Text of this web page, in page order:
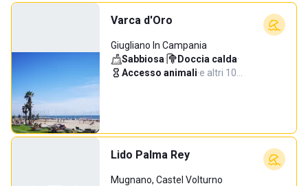
Varca d'Oro
Giugliano In Campania
Sabbiosa· Doccia calda·
Accesso animali·e altri 10…
Lido Palma Rey
Mugnano, Castel Volturno